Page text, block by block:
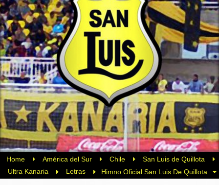
Home América del Sur Chile
San Luis de Quillota
Ultra Kanaria
Letras Himno Oficial San Luis De Quillota